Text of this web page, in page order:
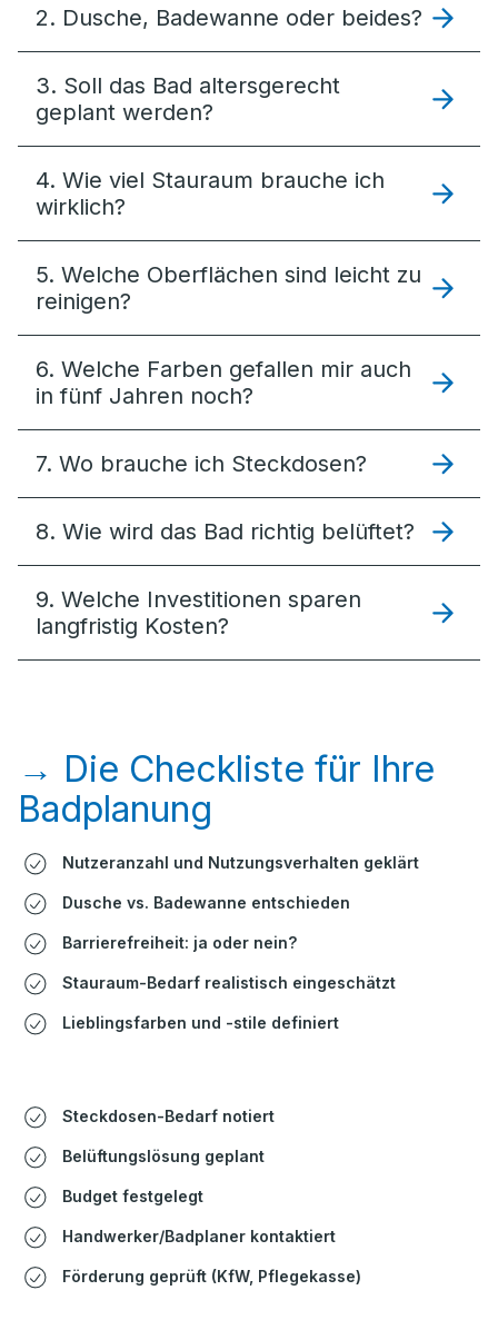
2. Dusche, Badewanne oder beides?
3. Soll das Bad altersgerecht
geplant werden?
4. Wie viel Stauraum brauche ich
wirklich?
5. Welche Oberflächen sind leicht zu
reinigen?
6. Welche Farben gefallen mir auch
in fünf Jahren noch?
7. Wo brauche ich Steckdosen?
8. Wie wird das Bad richtig belüftet?
9. Welche Investitionen sparen
langfristig Kosten?
→ Die Checkliste für Ihre
Badplanung
Nutzeranzahl und Nutzungsverhalten geklärt
Dusche vs. Badewanne entschieden
Barrierefreiheit: ja oder nein?
Stauraum-Bedarf realistisch eingeschätzt
Lieblingsfarben und -stile definiert
Steckdosen-Bedarf notiert
Belüftungslösung geplant
Budget festgelegt
Handwerker/Badplaner kontaktiert
Förderung geprüft (KfW, Pflegekasse)